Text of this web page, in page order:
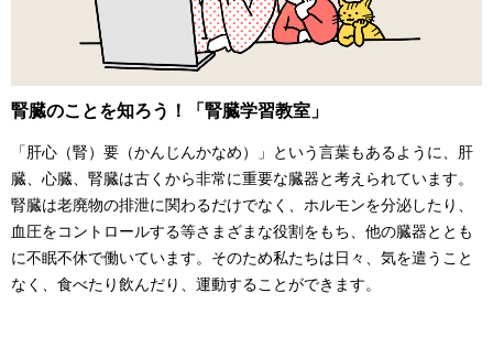
腎臓のことを知ろう！「腎臓学習教室」
「肝心（腎）要（かんじんかなめ）」という言葉もあるように、肝
臓、心臓、腎臓は古くから非常に重要な臓器と考えられています。
腎臓は老廃物の排泄に関わるだけでなく、ホルモンを分泌したり、
血圧をコントロールする等さまざまな役割をもち、他の臓器ととも
に不眠不休で働いています。そのため私たちは日々、気を遣うこと
なく、食べたり飲んだり、運動することができます。